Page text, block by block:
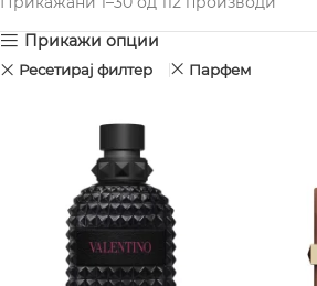
Прикажи опции
Ресетирај филтер Парфем